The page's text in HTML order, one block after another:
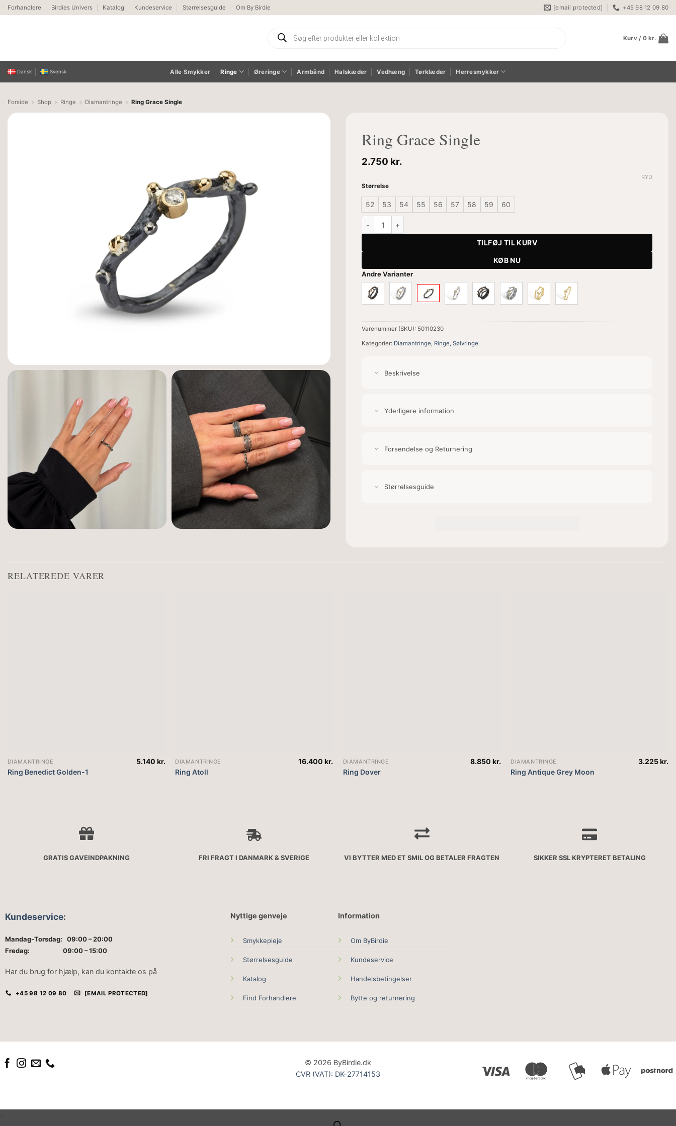
Fortsæt
til
Forhandlere Birdies Univers Katalog Kundeservice Størrelsesguide Om By Birdie [email protected] +45 98 12 09 80
search
Kurv / 0kr.
Dansk Svensk Alle Smykker Ringe Øreringe Armbånd Halskæder Vedhæng Tørklæder Herresmykker
Forside Shop Ringe Diamantringe Ring Grace Single
Ring Grace Single
2.750 kr.
Størrelse
52 53 54 55 56 57 58 59 60
RYD
Ring Grace Single antal
TILFØJ TIL KURV
KØB NU
Andre Varianter
Varenummer (SKU): 50110230
Kategorier: Diamantringe, Ringe,Sølvringe
Beskrivelse
Yderligere information
Forsendelse og Returnering
Størrelsesguide
RELATEREDE VARER
DIAMANTRINGE
Ring Benedict Golden-1
5.140 kr. DIAMANTRINGE
Ring Atoll
16.400kr. DIAMANTRINGE
Ring Dover
8.850 kr. DIAMANTRINGE
Ring Antique Grey Moon
3.225kr.
GRATIS GAVEINDPAKNING FRI FRAGT I DANMARK & SVERIGE VI BYTTER MED ET SMIL OG BETALER FRAGTEN SIKKER SSL KRYPTERET BETALING
Kundeservice:
Mandag-Torsdag: 09:00 – 20:00
Fredag: 09:00 – 15:00
Har du brug for hjælp, kan du kontakte os på
+45 98 12 09 80 [EMAIL PROTECTED]
Nyttige genveje
Smykkepleje
Størrelsesguide
Katalog
Find Forhandlere
Information
Om ByBirdie
Kundeservice
Handelsbetingelser
Bytte og returnering
© 2026 ByBirdie.dk
CVR (VAT): DK-27714153